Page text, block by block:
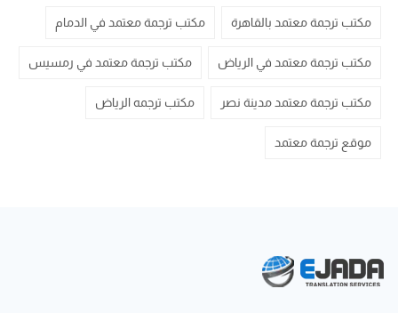
مكتب ترجمة معتمد بالقاهرة مكتب ترجمة معتمد في الدمام
مكتب ترجمة معتمد في الرياض مكتب ترجمة معتمد في رمسيس
مكتب ترجمة معتمد مدينة نصر مكتب ترجمه الرياض
موقع ترجمة معتمد